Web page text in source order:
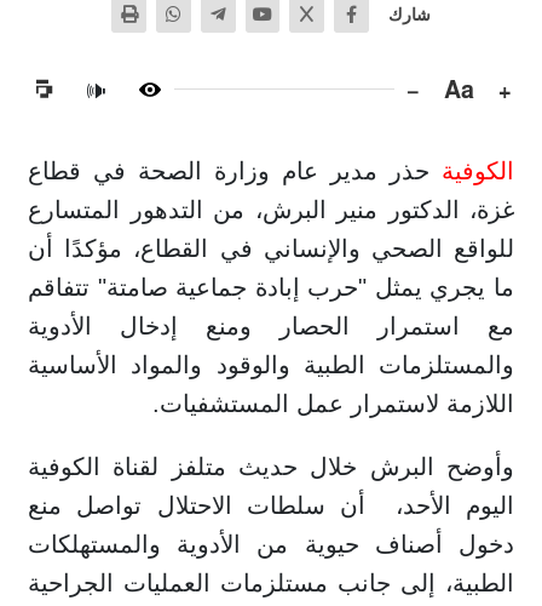
شارك
+
Aa
−
🔊
الكوفية حذر مدير عام وزارة الصحة في قطاع
غزة، الدكتور منير البرش، من التدهور المتسارع
للواقع الصحي والإنساني في القطاع، مؤكدًا أن
ما يجري يمثل "حرب إبادة جماعية صامتة" تتفاقم
مع استمرار الحصار ومنع إدخال الأدوية
والمستلزمات الطبية والوقود والمواد الأساسية
اللازمة لاستمرار عمل المستشفيات.
وأوضح البرش خلال حديث متلفز لقناة الكوفية
اليوم الأحد، أن سلطات الاحتلال تواصل منع
دخول أصناف حيوية من الأدوية والمستهلكات
الطبية، إلى جانب مستلزمات العمليات الجراحية